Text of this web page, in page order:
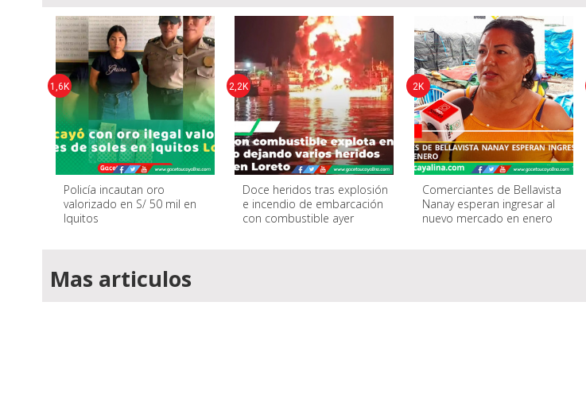
Policía incautan oro
valorizado en S/ 50 mil en
Iquitos
1,6K
Doce heridos tras explosión
e incendio de embarcación
con combustible ayer
2,2K
Comerciantes de Bellavista
Nanay esperan ingresar al
nuevo mercado en enero
2K
Mas articulos